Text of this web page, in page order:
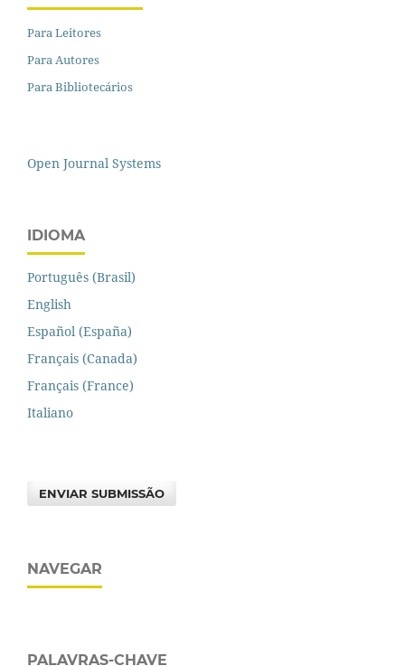
Para Leitores
Para Autores
Para Bibliotecários
Open Journal Systems
IDIOMA
Português (Brasil)
English
Español (España)
Français (Canada)
Français (France)
Italiano
ENVIAR SUBMISSÃO
NAVEGAR
PALAVRAS-CHAVE